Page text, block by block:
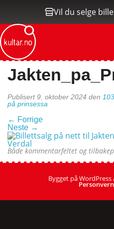
Vil du selge
Publisert9. oktober 2024 den
på prinsessa
← Forrige
Neste →
Både kommentarfeltet og
Bygget på WordPress